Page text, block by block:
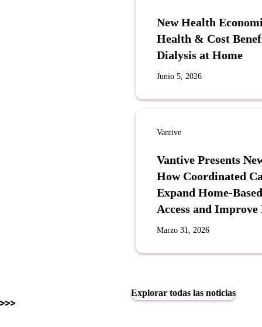
New Health
Health & Cost
Dialysis at Home
Junio 5, 2026
Vantive
Vantive Presents
How Coordinated
Expand Home-
Access and
Marzo 31, 2026
Explorar todas las noticias